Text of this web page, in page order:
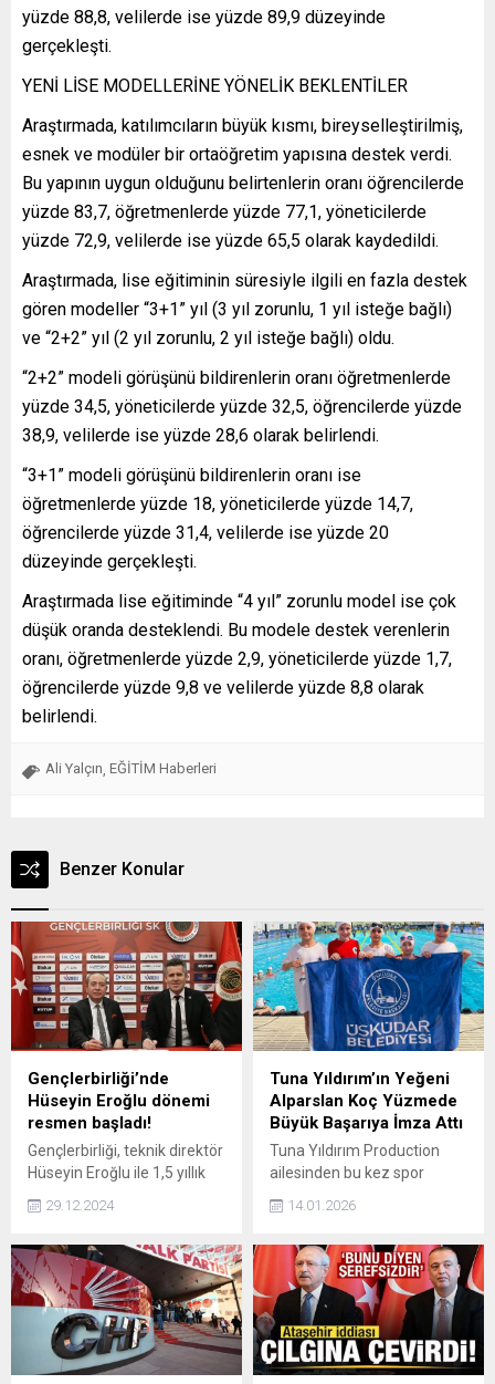
yüzde 88,8, velilerde ise yüzde 89,9 düzeyinde
gerçekleşti.
YENİ LİSE MODELLERİNE YÖNELİK BEKLENTİLER
Araştırmada, katılımcıların büyük kısmı, bireyselleştirilmiş,
esnek ve modüler bir ortaöğretim yapısına destek verdi.
Bu yapının uygun olduğunu belirtenlerin oranı öğrencilerde
yüzde 83,7, öğretmenlerde yüzde 77,1, yöneticilerde
yüzde 72,9, velilerde ise yüzde 65,5 olarak kaydedildi.
Araştırmada, lise eğitiminin süresiyle ilgili en fazla destek
gören modeller “3+1” yıl (3 yıl zorunlu, 1 yıl isteğe bağlı)
ve “2+2” yıl (2 yıl zorunlu, 2 yıl isteğe bağlı) oldu.
“2+2” modeli görüşünü bildirenlerin oranı öğretmenlerde
yüzde 34,5, yöneticilerde yüzde 32,5, öğrencilerde yüzde
38,9, velilerde ise yüzde 28,6 olarak belirlendi.
“3+1” modeli görüşünü bildirenlerin oranı ise
öğretmenlerde yüzde 18, yöneticilerde yüzde 14,7,
öğrencilerde yüzde 31,4, velilerde ise yüzde 20
düzeyinde gerçekleşti.
Araştırmada lise eğitiminde “4 yıl” zorunlu model ise çok
düşük oranda desteklendi. Bu modele destek verenlerin
oranı, öğretmenlerde yüzde 2,9, yöneticilerde yüzde 1,7,
öğrencilerde yüzde 9,8 ve velilerde yüzde 8,8 olarak
belirlendi.
Ali Yalçın EĞİTİM Haberleri
Benzer Konular
Gençlerbirliği’nde
Hüseyin Eroğlu dönemi
resmen başladı!
Gençlerbirliği, teknik direktör
Hüseyin Eroğlu ile 1,5 yıllık
29.12.2024
Tuna Yıldırım’ın Yeğeni
Alparslan Koç Yüzmede
Büyük Başarıya İmza Attı
Tuna Yıldırım Production
ailesinden bu kez spor
verici bir başarı haberi geldi.
Alparslan Koç, İstanbul’da
düzenlenen yüzme
yarışmasında elde ettiği
derecelerle dikkatleri
üzerine çekti. Tozkoparan
Olimpik Yüzme Havuzu’nda
14.01.2026